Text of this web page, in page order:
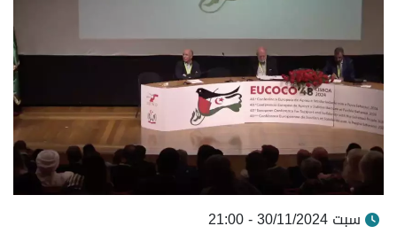
سبت 30/11/2024 - 21:00